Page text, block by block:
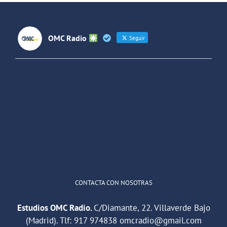
OMC Radio Seguir
CONTACTA CON NOSOTRAS
Estudios OMC Radio.C/Diamante, 22. Villaverde Bajo
(Madrid). Tlf: 917 974838 omcradio@gmail.com